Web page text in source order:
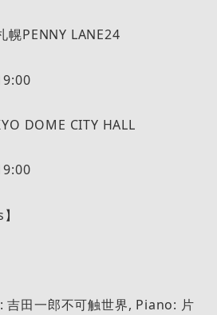
幌PENNY LANE24
DOME CITY HALL
田一郎不可触世界, Piano: 片